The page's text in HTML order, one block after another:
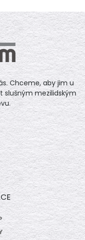
Chceme, aby jim u
slušným mezilidským